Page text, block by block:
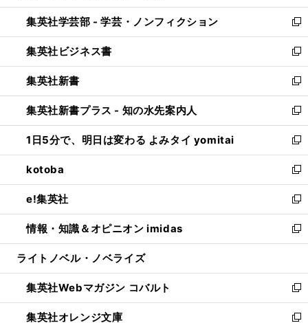
開
く
ウ
で
開
く
ン
ド
ウ
で
開
く
ウ
ィ
ン
ド
ウ
で
開
く
集英社学芸部 - 学芸・ノンフィクション
新
し
い
ウ
ィ
ン
ド
ウ
で
開
く
集英社ビジネス書
新
し
い
ウ
ィ
ン
ド
ウ
で
開
く
集英社新書
新
し
い
ウ
ィ
ン
ド
ウ
で
開
く
集英社新書プラス - 知の水先案内人
新
し
い
ウ
ィ
ン
ド
ウ
で
開
1日5分で、明日は変わる よみタイ yomitai
新
し
い
ウ
ィ
ン
ド
ウ
開
く
kotoba
新
し
い
ウ
ィ
ン
ウ
で
開
く
e!集英社
新
し
い
ウ
ン
ド
ウ
で
情報・知識＆オピニオン imidas
新
し
ウ
ィ
ン
ド
ライトノベル・ノベライズ
集英社Webマガジン コバルト
新
し
い
集英社オレンジ文庫
新